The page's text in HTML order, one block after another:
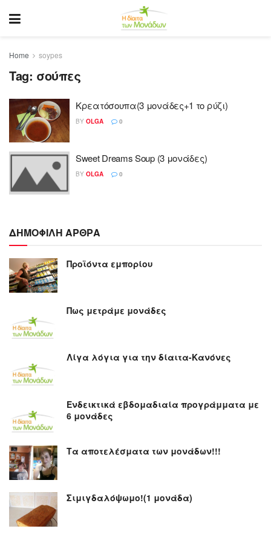
Home soypes
Tag: σούπες
Κρεατόσουπα(3 μονάδες+1 το ρύζι)
BY OLGA 0
Sweet Dreams Soup (3 μονάδες)
BY OLGA 0
ΔΗΜΟΦΙΛΗ ΑΡΘΡΑ
Προϊόντα εμπορίου
Πως μετράμε μονάδες
Λίγα λόγια για την δίαιτα-Κανόνες
Ενδεικτικά εβδομαδιαία προγράμματα με
6 μονάδες
Τα αποτελέσματα των μονάδων!!!
Σιμιγδαλόψωμο!(1 μονάδα)